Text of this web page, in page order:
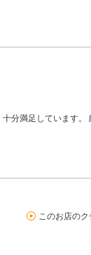
分満足しています。
このお店の